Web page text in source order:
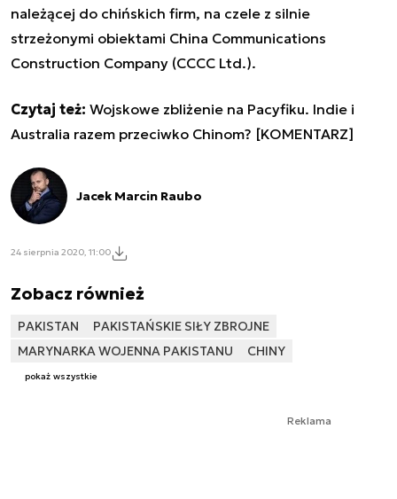
należącej do chińskich firm, na czele z silnie
strzeżonymi obiektami China Communications
Construction Company (CCCC Ltd.).
Czytaj też: Wojskowe zbliżenie na Pacyfiku. Indie i
Australia razem przeciwko Chinom? [KOMENTARZ]
Jacek Marcin Raubo
24 sierpnia 2020, 11:00
Zobacz również
PAKISTAN
PAKISTAŃSKIE SIŁY ZBROJNE
MARYNARKA WOJENNA PAKISTANU
CHINY
pokaż wszystkie
Reklama